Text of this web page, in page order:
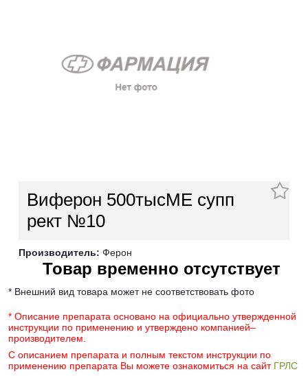
Виферон 500тысМЕ супп
рект №10
Производитель: Ферон
Товар временно отсутствует
* Внешний вид товара может не соответствовать фото
* Описание препарата основано на официально утвержденной
инструкции по применению и утверждено компанией–
производителем.
С описанием препарата и полным текстом инструкции по
применению препарата Вы можете ознакомиться на сайт ГРЛС